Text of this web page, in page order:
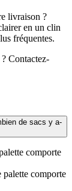
livraison ?
en un clin
fréquentes.
Contactez-
de sacs y a-
comporte
palette comporte